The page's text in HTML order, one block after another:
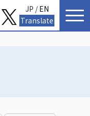
JP /EN
Translate